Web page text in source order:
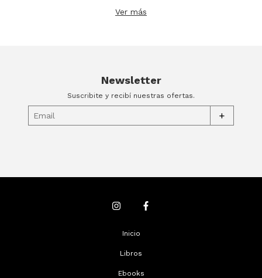
Ver más
Newsletter
Suscribite y recibí nuestras ofertas.
+
Inicio
Libros
Ebooks